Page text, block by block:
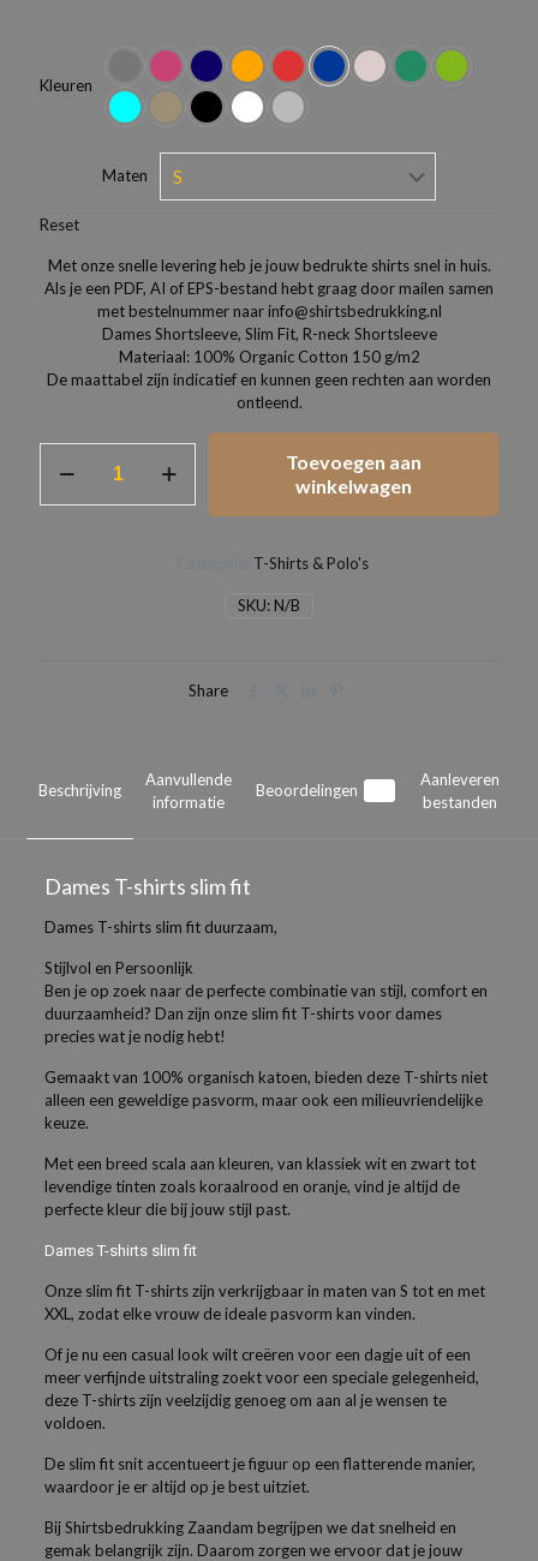
Kleuren
Maten
Reset
Met onze snelle levering heb je jouw bedrukte shirts snel in huis.
Als je een PDF, AI of EPS-bestand hebt graag door mailen samen
met bestelnummer naar info@shirtsbedrukking.nl
Dames Shortsleeve, Slim Fit, R-neck Shortsleeve
Materiaal: 100% Organic Cotton 150 g/m2
De maattabel zijn indicatief en kunnen geen rechten aan worden
ontleend.
Toevoegen aan
winkelwagen
SKU:N/B
T-Shirts & Polo's
Share
Beschrijving
Aanvullende
informatie
Beoordelingen
Aanleveren
bestanden
Dames T-shirts slim fit
Dames T-shirts slim fit duurzaam,
Stijlvol en Persoonlijk
Ben je op zoek naar de perfecte combinatie van stijl, comfort en
duurzaamheid? Dan zijn onze slim fit T-shirts voor dames
precies wat je nodig hebt!
Gemaakt van 100% organisch katoen, bieden deze T-shirts niet
alleen een geweldige pasvorm, maar ook een milieuvriendelijke
keuze.
Met een breed scala aan kleuren, van klassiek wit en zwart tot
levendige tinten zoals koraalrood en oranje, vind je altijd de
perfecte kleur die bij jouw stijl past.
Dames T-shirts slim fit
Onze slim fit T-shirts zijn verkrijgbaar in maten van S tot en met
XXL, zodat elke vrouw de ideale pasvorm kan vinden.
Of je nu een casual look wilt creëren voor een dagje uit of een
meer verfijnde uitstraling zoekt voor een speciale gelegenheid,
deze T-shirts zijn veelzijdig genoeg om aan al je wensen te
voldoen.
De slim fit snit accentueert je figuur op een flatterende manier,
waardoor je er altijd op je best uitziet.
Bij Shirtsbedrukking Zaandam begrijpen we dat snelheid en
gemak belangrijk zijn. Daarom zorgen we ervoor dat je jouw